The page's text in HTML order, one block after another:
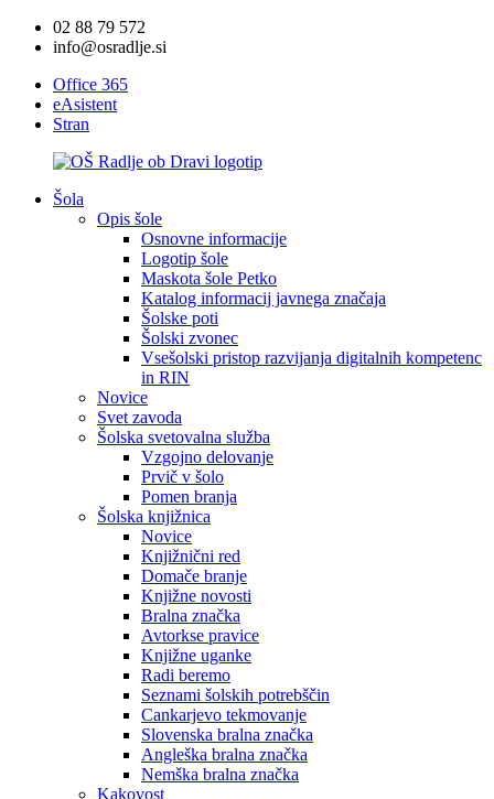
02 88 79 572
info@osradlje.si
Office 365
eAsistent
Stran
Šola
Opis šole
Osnovne informacije
Logotip šole
Maskota šole Petko
Katalog informacij javnega značaja
Šolske poti
Šolski zvonec
Vsešolski pristop razvijanja digitalnih kompetenc
in RIN
Novice
Svet zavoda
Šolska svetovalna služba
Vzgojno delovanje
Prvič v šolo
Pomen branja
Šolska knjižnica
Novice
Knjižnični red
Domače branje
Knjižne novosti
Bralna značka
Avtorkse pravice
Knjižne uganke
Radi beremo
Seznami šolskih potrebščin
Cankarjevo tekmovanje
Slovenska bralna značka
Angleška bralna značka
Nemška bralna značka
Kakovost